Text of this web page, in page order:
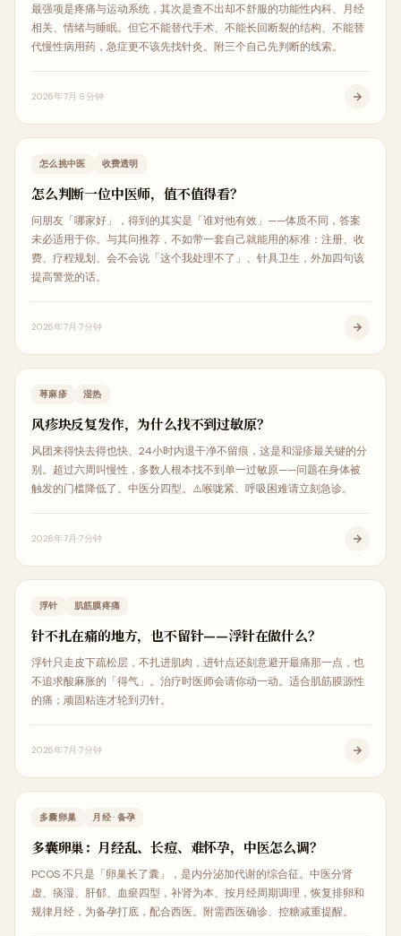
最强项是疼痛与运动系统，其次是查不出却不舒服的功能性内科、月经
相关、情绪与睡眠。但它不能替代手术、不能长回断裂的结构、不能替
代慢性病用药，急症更不该先找针灸。附三个自己先判断的线索。
2026年7月 8分钟
中医科普
怎么挑中医 收费透明
怎么判断一位中医师，值不值得看？
问朋友「哪家好」，得到的其实是「谁对他有效」——体质不同，答案
未必适用于你。与其问推荐，不如带一套自己就能用的标准：注册、收
费、疗程规划、会不会说「这个我处理不了」、针具卫生，外加四句该
提高警觉的话。
2026年7月7分钟
皮肤美容
荨麻疹 湿热
风疹块反复发作，为什么找不到过敏原？
风团来得快去得也快、24小时内退干净不留痕，这是和湿疹最关键的分
别。超过六周叫慢性，多数人根本找不到单一过敏原——问题在身体被
触发的门槛降低了。中医分四型。⚠️喉咙紧、呼吸困难请立刻急诊。
2026年7月7分钟
中医治疗
浮针 肌筋膜疼痛
针不扎在痛的地方，也不留针——浮针在做什么？
浮针只走皮下疏松层，不扎进肌肉，进针点还刻意避开最痛那一点，也
不追求酸麻胀的「得气」。治疗时医师会请你动一动。适合肌筋膜源性
的痛；顽固粘连才轮到刃针。
2026年7月7分钟
女性健康
多囊卵巢 月经 · 备孕
多囊卵巢：月经乱、长痘、难怀孕，中医怎么调？
PCOS 不只是「卵巢长了囊」，是内分泌加代谢的综合征。中医分肾
虚、痰湿、肝郁、血瘀四型，补肾为本、按月经周期调理，恢复排卵和
规律月经，为备孕打底，配合西医。附需西医确诊、控糖减重提醒。